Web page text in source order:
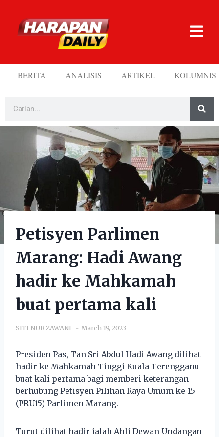
BERITA ANALISIS ARTIKEL KOLUMNIS
Petisyen Parlimen
Marang: Hadi Awang
hadir ke Mahkamah
buat pertama kali
SITI NUR ZAWANI March 19, 2023
Presiden Pas, Tan Sri Abdul Hadi Awang dilihat
hadir ke Mahkamah Tinggi Kuala Terengganu
buat kali pertama bagi memberi keterangan
berhubung Petisyen Pilihan Raya Umum ke-15
(PRU15) Parlimen Marang.
Turut dilihat hadir ialah Ahli Dewan Undangan